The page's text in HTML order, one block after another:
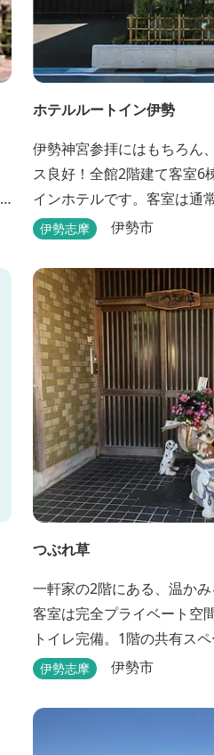
ホテルルートイン伊勢
伊勢神宮参拝にはもちろん
ス良好！全館2階建て客室6
インホテルです。客室は通
ル・ ツインの他、畳敷きの
でお部屋でおくつろぎくだ
ング無料サービス（営業時
備、全室インターネット回
伊勢志摩 伊勢市
つぶれ草
一軒家の2階にある、温か
客室は完全プライベート空
トイレ完備。1階の共有ス
ンもあります。
伊勢志摩 伊勢市